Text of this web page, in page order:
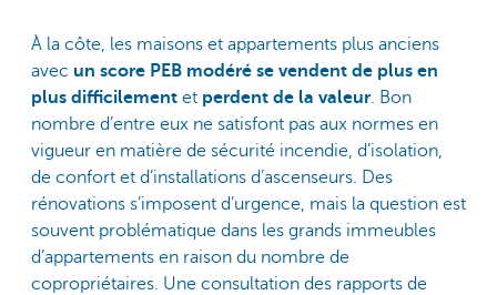
À la côte, les maisons et appartements plus anciens
avec un score PEB modéré se vendent de plus en
plus difficilement et perdent de la valeur . Bon
nombre d’entre eux ne satisfont pas aux normes en
vigueur en matière de sécurité incendie, d’isolation,
de confort et d’installations d’ascenseurs. Des
rénovations s’imposent d’urgence, mais la question est
souvent problématique dans les grands immeubles
d’appartements en raison du nombre de
copropriétaires. Une consultation des rapports de